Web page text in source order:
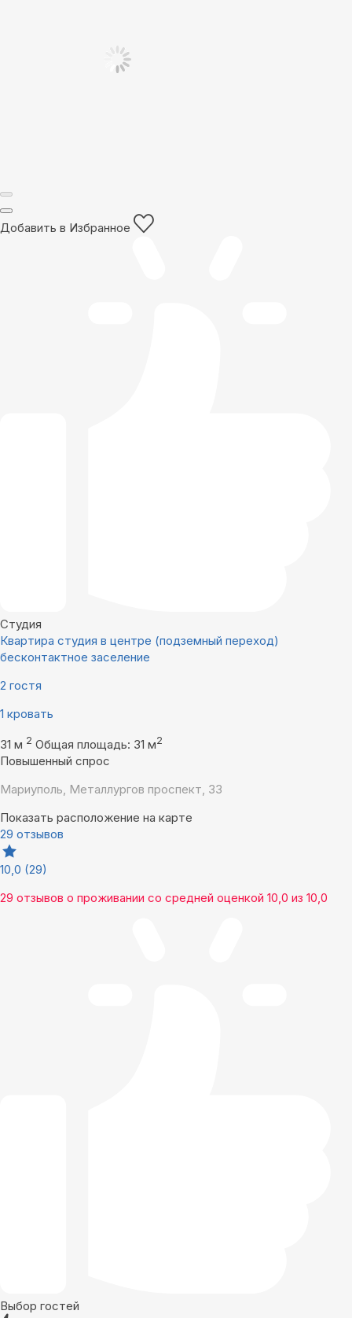
Добавить в Избранное
Студия
Квартира студия в центре (подземный переход)
бесконтактное заселение
2 гостя
1 кровать
31 м 2 Общая площадь: 31 м2
Повышенный спрос
Мариуполь, Металлургов проспект, 33
Показать расположение на карте
29 отзывов
10,0 (29)
29 отзывов о проживании со средней оценкой 10,0 из 10,0
Выбор гостей